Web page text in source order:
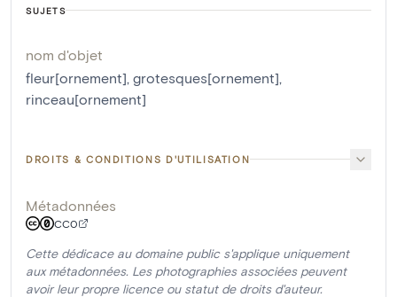
SUJETS
nom d'objet
fleur[ornement], grotesques[ornement],
rinceau[ornement]
DROITS & CONDITIONS D'UTILISATION
Métadonnées
CC0
Cette dédicace au domaine public s'applique uniquement
aux métadonnées. Les photographies associées peuvent
avoir leur propre licence ou statut de droits d'auteur.